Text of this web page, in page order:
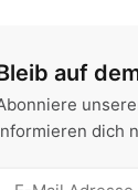
auf
dich